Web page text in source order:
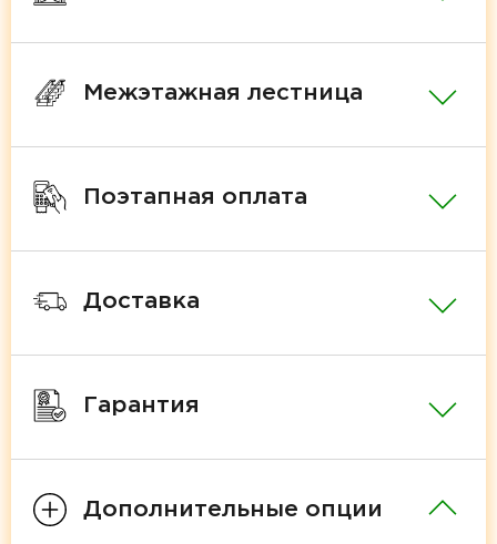
Межэтажная лестница
Поэтапная оплата
Доставка
Гарантия
Дополнительные опции